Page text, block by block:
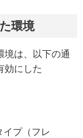
環境
境は、以下の通
効にした
イプ（フレ